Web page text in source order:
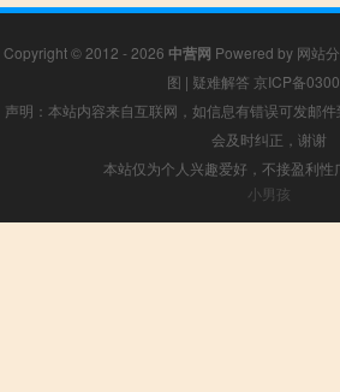
Copyright © 2012 - 2026 中营网 Powered by 网站
图 | 疑难解答 京ICP备
声明：本站内容来自互联网，如信息有错误可发邮
会及时纠正，谢谢
本站仅为个人兴趣爱好，不接盈利性
小男孩